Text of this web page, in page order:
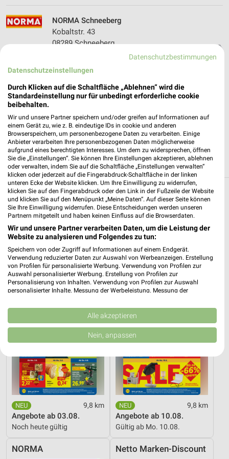
❯
NORMA Schneeberg
Kobaltstr. 43
08289 Schneeberg
Heute 08:00 - 20:00 Uhr | Geschlossen
221,40 km • Angebote: 6 Prospekte
Ferdinand-Lassalle-Straße 21
08223 Falkenstein
Heute 07:00 - 20:00 Uhr | Geschlossen
238,50 km • Angebote: 4 Prospekte
Discounter Angebote und Prospekte für
Schönheide
16 Prospekte
Lidl
9,8 km
Angebote ab 03.08.
Noch heute gültig
Lidl
9,8 km
Angebote ab 10.08.
Gültig ab Mo. 10.08.
NORMA Netto Marken-Discount
Datenschutzbestimmungen
Datenschutzeinstellungen
Durch Klicken auf die Schaltfläche „Ablehnen“ wird die
Standardeinstellung nur für unbedingt erforderliche cookie
beibehalten.
Wir und unsere Partner speichern und/oder greifen auf Informationen auf
einem Gerät zu, wie z. B. eindeutige IDs in cookie und anderen
Browserspeichern, um personenbezogene Daten zu verarbeiten. Einige
Anbieter verarbeiten Ihre personenbezogenen Daten möglicherweise
aufgrund eines berechtigten Interesses. Um dem zu widersprechen, öffnen
Sie die „Einstellungen“. Sie können Ihre Einstellungen akzeptieren, ablehnen
oder verwalten, indem Sie auf die Schaltfläche „Einstellungen verwalten“
klicken oder jederzeit auf die Fingerabdruck-Schaltfläche in der linken
unteren Ecke der Website klicken. Um Ihre Einwilligung zu widerrufen,
klicken Sie auf den Fingerabdruck oder den Link in der Fußzeile der Website
und klicken Sie auf den Menüpunkt „Meine Daten“. Auf dieser Seite können
Sie Ihre Einwilligung widerrufen. Diese Entscheidungen werden unseren
Partnern mitgeteilt und haben keinen Einfluss auf die Browserdaten.
Wir und unsere Partner verarbeiten Daten, um die Leistung der
Website zu analysieren und Folgendes zu tun:
Speichern von oder Zugriff auf Informationen auf einem Endgerät.
Verwendung reduzierter Daten zur Auswahl von Werbeanzeigen. Erstellung
von Profilen für personalisierte Werbung. Verwendung von Profilen zur
Auswahl personalisierter Werbung. Erstellung von Profilen zur
Personalisierung von Inhalten. Verwendung von Profilen zur Auswahl
personalisierter Inhalte. Messung der Werbeleistung. Messung der
Kombinationen von Daten aus verschiedenen Quellen. Entwicklung und
Verbesserung der Angebote. Verwendung reduzierter Daten zur Auswahl
von Inhalten.
Daten können außerhalb der Europäischen Union weitergegeben und in die
USA gesendet werden.
Website/App.
Partnerliste anzeigen (1 IAB-Anbieter)
Wir nutzen Ihre Daten für folgende Zwecke:
Speichern von oder Zugriff auf Informationen
auf einem Endgerät
Verwendung reduzierter Daten zur Auswahl von
Werbeanzeigen
Alle akzeptieren
Nein, anpassen